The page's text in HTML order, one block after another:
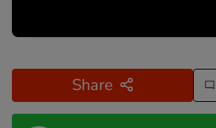
Share